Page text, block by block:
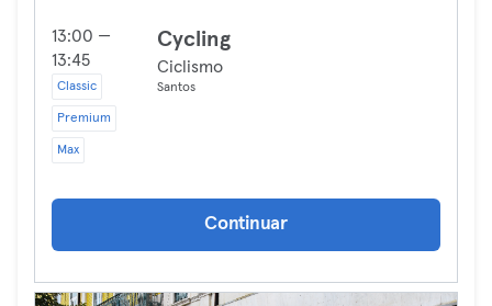
13:00 —
13:45
Classic
Premium
Max
Cycling
Ciclismo
Santos
Continuar